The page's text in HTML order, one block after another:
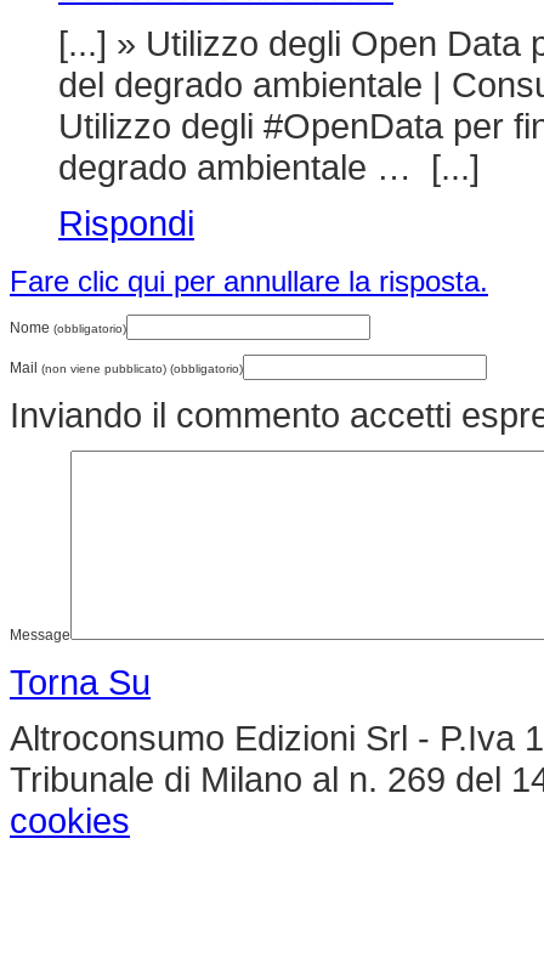
[...] » Utilizzo degli Open Data
del degrado ambientale |
Utilizzo degli #OpenData per
degrado ambientale … [...]
Rispondi
Fare clic qui per annullare la risposta.
Nome (obbligatorio)
Mail (non viene pubblicato) (obbligatorio)
Inviando il commento accetti
Message
Torna Su
Altroconsumo Edizioni Srl - P.Iva
Tribunale di Milano al n. 269 del
cookies